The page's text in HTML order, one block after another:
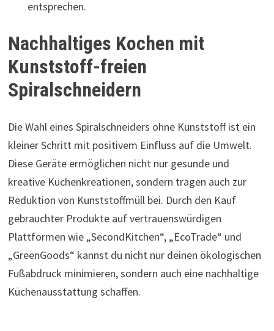
entsprechen.
Nachhaltiges Kochen mit
Kunststoff-freien
Spiralschneidern
Die Wahl eines Spiralschneiders ohne Kunststoff ist ein
kleiner Schritt mit positivem Einfluss auf die Umwelt.
Diese Geräte ermöglichen nicht nur gesunde und
kreative Küchenkreationen, sondern tragen auch zur
Reduktion von Kunststoffmüll bei. Durch den Kauf
gebrauchter Produkte auf vertrauenswürdigen
Plattformen wie „SecondKitchen“, „EcoTrade“ und
„GreenGoods“ kannst du nicht nur deinen ökologischen
Fußabdruck minimieren, sondern auch eine nachhaltige
Küchenausstattung schaffen.